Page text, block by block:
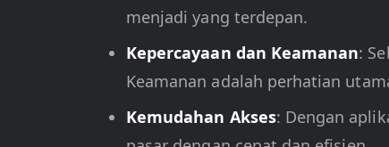
menjadi yang terdepan.
Kepercayaan dan Keamanan:
Keamanan adalah perhatian
Kemudahan Akses: Dengan